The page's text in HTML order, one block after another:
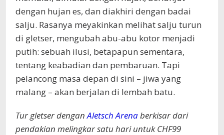
dengan hujan es, dan diakhiri dengan badai
salju. Rasanya meyakinkan melihat salju turun
di gletser, mengubah abu-abu kotor menjadi
putih: sebuah ilusi, betapapun sementara,
tentang keabadian dan pembaruan. Tapi
pelancong masa depan di sini – jiwa yang
malang – akan berjalan di lembah batu.
Tur gletser denganAletsch Arenaberkisar dari
pendakian melingkar satu hari untukCHF99